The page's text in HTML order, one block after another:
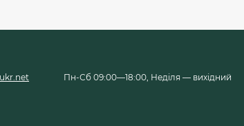
Пн-Сб 09:00—18:00, Неділя — вихідний